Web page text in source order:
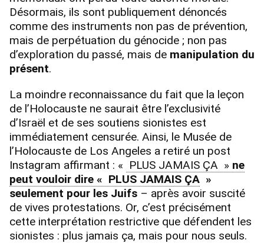
Désormais, ils sont publiquement dénoncés
comme des instruments non pas de prévention,
mais de perpétuation du génocide ; non pas
d’exploration du passé, mais de manipulation du
présent.
La moindre reconnaissance du fait que la leçon
de l’Holocauste ne saurait être l’exclusivité
d’Israël et de ses soutiens sionistes est
immédiatement censurée. Ainsi, le Musée de
l’Holocauste de Los Angeles a retiré un post
Instagram affirmant : « PLUS JAMAIS ÇA » ne
peut vouloir dire « PLUS JAMAIS ÇA »
seulement pour les Juifs – après avoir suscité
de vives protestations. Or, c’est précisément
cette interprétation restrictive que défendent les
sionistes : plus jamais ça, mais pour nous seuls.